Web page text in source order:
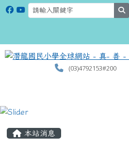
(03)4792153#200
本站消息